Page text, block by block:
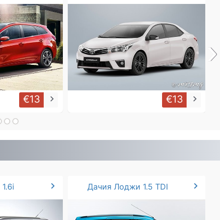
€13 keyboard_arrow_right €13 keyboard_arrow_right
›
chevron_right Дачия Лоджи 1.5 TDI chevron_right